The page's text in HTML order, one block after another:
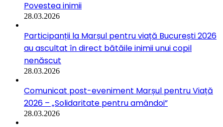
Povestea inimii
28.03.2026
Participanții la Marșul pentru viață București 2026
au ascultat în direct bătăile inimii unui copil
nenăscut
28.03.2026
Comunicat post-eveniment Marșul pentru Viață
2026 – „Solidaritate pentru amândoi”
28.03.2026